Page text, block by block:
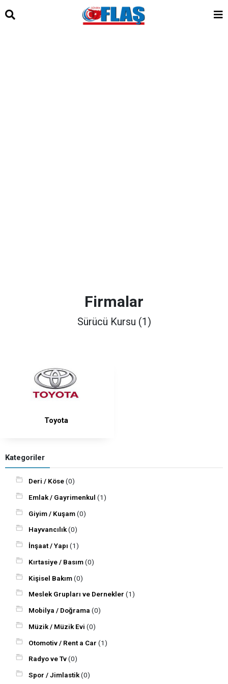
Firmalar
Sürücü Kursu (1)
Toyota
Kategoriler
Deri / Köse(0)
Emlak / Gayrimenkul(1)
Giyim / Kuşam(0)
Hayvancılık(0)
İnşaat / Yapı(1)
Kırtasiye / Basım(0)
Kişisel Bakım(0)
Meslek Grupları ve Dernekler(1)
Mobilya / Doğrama(0)
Müzik / Müzik Evi(0)
Otomotiv / Rent a Car(1)
Radyo ve Tv(0)
Spor / Jimlastik(0)